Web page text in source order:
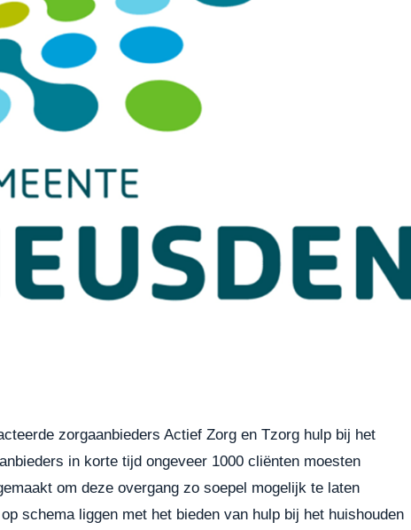
zorgaanbieders Actief Zorg en Tzorg hulp bij het
in korte tijd ongeveer 1000 cliënten moesten
om deze overgang zo soepel mogelijk te laten
schema liggen met het bieden van hulp bij het huishouden